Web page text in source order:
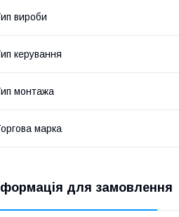
вироби
керування
монтажа
марка
для замовлення